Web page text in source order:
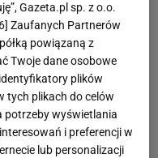
Gazeta.pl sp. z o.o.
] Zaufanych Partnerów
powiązaną z
Twoje dane osobowe
plików
tych plikach do celów
potrzeby wyświetlania
i preferencji w
lub personalizacji